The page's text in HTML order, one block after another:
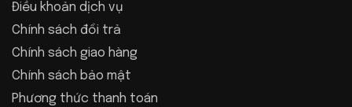
Điều khoản dịch vụ
Chính sách đổi trả
Chính sách giao hàng
Chính sách bảo mật
Phương thức thanh toán